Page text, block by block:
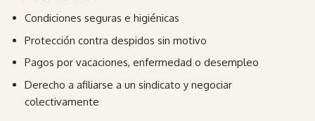
Condiciones seguras e higiénicas
Protección contra despidos sin motivo
Pagos por vacaciones, enfermedad o desempleo
Derecho a afiliarse a un sindicato y negociar
colectivamente